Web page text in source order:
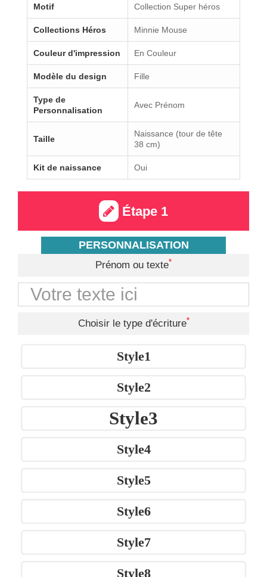
Motif Collection Super héros
Collections Héros Minnie Mouse
Couleur d'impression En Couleur
Modèle du design Fille
Type de
Personnalisation
Avec Prénom
Taille
Naissance (tour de tête
38 cm)
Kit de naissance Oui
Étape 1
PERSONNALISATION
Prénom ou texte*
Choisir le type d'écriture*
Style1
Style2
Style3
Style4
Style5
Style6
Style7
Style8